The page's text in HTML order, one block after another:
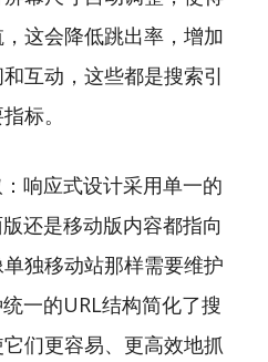
这会降低跳出率，增加
互动，这些都是搜索引
标。
响应式设计采用单一的
还是移动版内容都指向
独移动站那样需要维护
一的URL结构简化了搜
们更容易、更高效地抓